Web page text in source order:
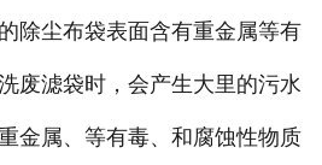
除尘布袋表面含有重金属等有
废滤袋时，会产生大里的污水
金属、等有毒、和腐蚀性物质